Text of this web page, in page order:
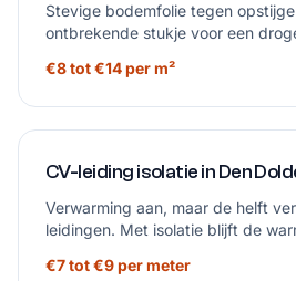
Stevige bodemfolie tegen
ontbrekende stukje voor een
€8 tot €14 per m²
CV-leiding isolatie in Den
Verwarming aan, maar de helft
leidingen. Met isolatie blijft de
€7 tot €9 per meter